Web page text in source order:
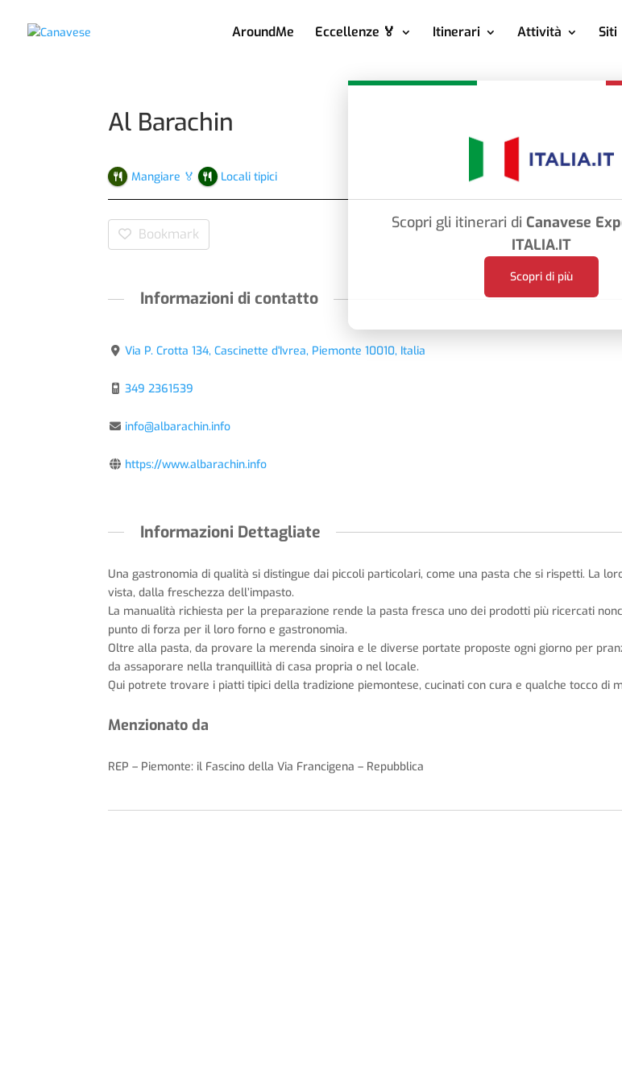
AroundMe Eccellenze 🏅 Itinerari Attività Siti
Al Barachin
Mangiare 🏅 Locali tipici
Bookmark
Informazioni di contatto
Via P. Crotta 134, Cascinette d'Ivrea, Piemonte 10010, Italia
349 2361539
info@albarachin.info
https://www.albarachin.info
Informazioni Dettagliate
Una gastronomia di qualità si distingue dai piccoli particolari, come una pasta che si rispetti. La
vista, dalla freschezza dell’impasto.
La manualità richiesta per la preparazione rende la pasta fresca uno dei prodotti più ricercati
punto di forza per il loro forno e gastronomia.
Oltre alla pasta, da provare la merenda sinoira e le diverse portate proposte ogni giorno per
da assaporare nella tranquillità di casa propria o nel locale.
Qui potrete trovare i piatti tipici della tradizione piemontese, cucinati con cura e qualche tocco di
Menzionato da
REP – Piemonte: il Fascino della Via Francigena – Repubblica
Scopri gli itinerari di Canavese
ITALIA.IT
Scopri di più